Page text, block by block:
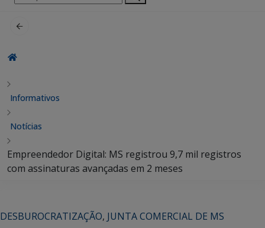
por:
Informativos
Notícias
Empreendedor Digital: MS registrou 9,7 mil registros
com assinaturas avançadas em 2 meses
DESBUROCRATIZAÇÃO, JUNTA COMERCIAL DE MS